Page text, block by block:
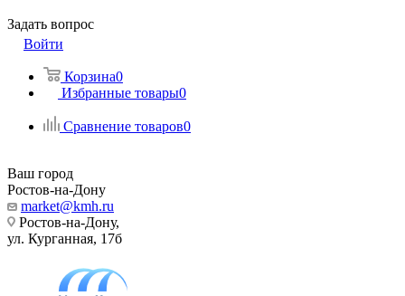
Задать вопрос
Войти
Корзина0
Избранные товары0
Сравнение товаров0
Ваш город
Ростов-на-Дону
market@kmh.ru
Ростов-на-Дону,
ул. Курганная, 17б